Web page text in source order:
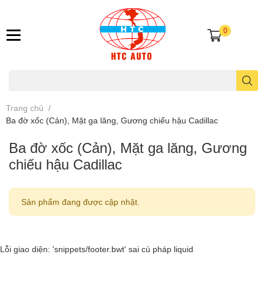
0
Trang chủ /
Ba đờ xốc (Cản), Mặt ga lăng, Gương chiếu hậu Cadillac
Ba đờ xốc (Cản), Mặt ga lăng, Gương
chiếu hậu Cadillac
Sản phẩm đang được cập nhật.
Lỗi giao diện: 'snippets/footer.bwt' sai cú pháp liquid